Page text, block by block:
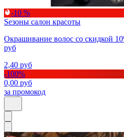
-10 %
Sезоны cалон красоты
Окрашивание волос со скидкой
руб
2,40 руб
-100%
0,00 руб
за промокод